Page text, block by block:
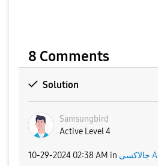
8 Comments
Solution
Samsungbird
Active Level 4
‎10-29-2024 02:38 AM in جالاكسى A